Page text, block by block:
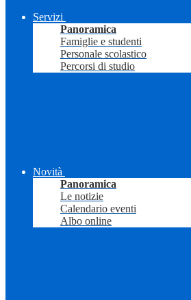
Servizi
Panoramica
Famiglie e studenti
Personale scolastico
Percorsi di studio
Novità
Panoramica
Le notizie
Calendario eventi
Albo online